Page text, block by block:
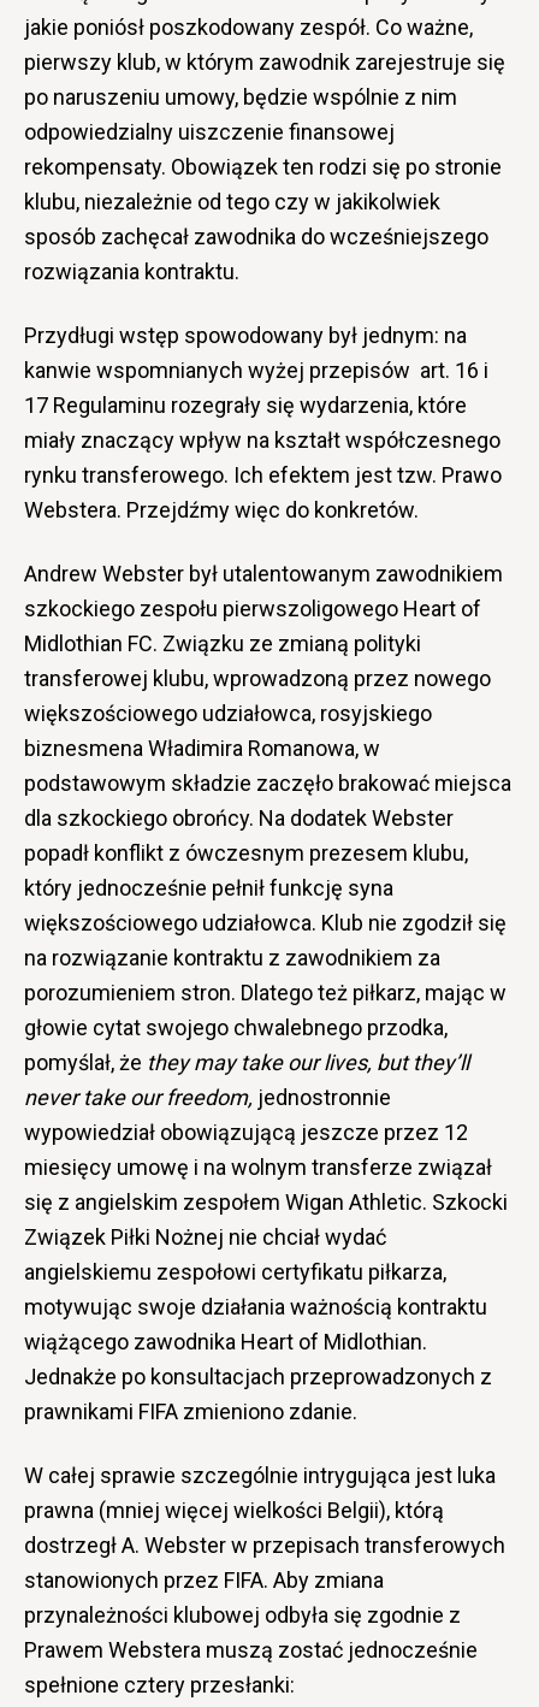
jakie poniósł poszkodowany zespół. Co ważne,
pierwszy klub, w którym zawodnik zarejestruje się
po naruszeniu umowy, będzie wspólnie z nim
odpowiedzialny uiszczenie finansowej
rekompensaty. Obowiązek ten rodzi się po stronie
klubu, niezależnie od tego czy w jakikolwiek
sposób zachęcał zawodnika do wcześniejszego
rozwiązania kontraktu.
Przydługi wstęp spowodowany był jednym: na
kanwie wspomnianych wyżej przepisów art. 16 i
17 Regulaminu rozegrały się wydarzenia, które
miały znaczący wpływ na kształt współczesnego
rynku transferowego. Ich efektem jest tzw. Prawo
Webstera. Przejdźmy więc do konkretów.
Andrew Webster był utalentowanym zawodnikiem
szkockiego zespołu pierwszoligowego Heart of
Midlothian FC. Związku ze zmianą polityki
transferowej klubu, wprowadzoną przez nowego
większościowego udziałowca, rosyjskiego
biznesmena Władimira Romanowa, w
podstawowym składzie zaczęło brakować miejsca
dla szkockiego obrońcy. Na dodatek Webster
popadł konflikt z ówczesnym prezesem klubu,
który jednocześnie pełnił funkcję syna
większościowego udziałowca. Klub nie zgodził się
na rozwiązanie kontraktu z zawodnikiem za
porozumieniem stron. Dlatego też piłkarz, mając w
głowie cytat swojego chwalebnego przodka,
pomyślał, że they may take our lives, but they’ll
never take our freedom, jednostronnie
wypowiedział obowiązującą jeszcze przez 12
miesięcy umowę i na wolnym transferze związał
się z angielskim zespołem Wigan Athletic. Szkocki
Związek Piłki Nożnej nie chciał wydać
angielskiemu zespołowi certyfikatu piłkarza,
motywując swoje działania ważnością kontraktu
wiążącego zawodnika Heart of Midlothian.
Jednakże po konsultacjach przeprowadzonych z
prawnikami FIFA zmieniono zdanie.
W całej sprawie szczególnie intrygująca jest luka
prawna (mniej więcej wielkości Belgii), którą
dostrzegł A. Webster w przepisach transferowych
stanowionych przez FIFA. Aby zmiana
przynależności klubowej odbyła się zgodnie z
Prawem Webstera muszą zostać jednocześnie
spełnione cztery przesłanki: